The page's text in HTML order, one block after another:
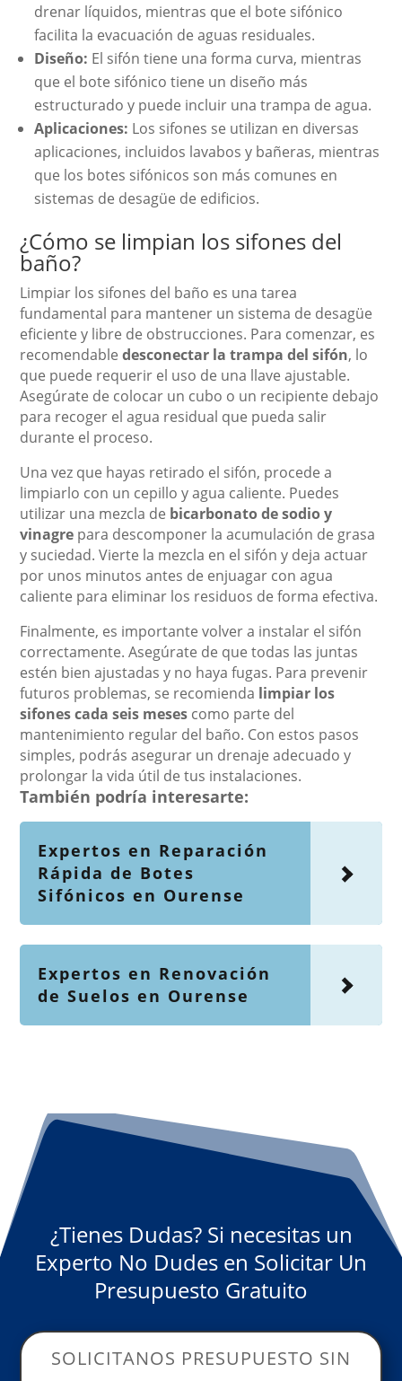
drenar líquidos, mientras que el bote sifónico
facilita la evacuación de aguas residuales.
Diseño: El sifón tiene una forma curva, mientras
que el bote sifónico tiene un diseño más
estructurado y puede incluir una trampa de agua.
Aplicaciones: Los sifones se utilizan en diversas
aplicaciones, incluidos lavabos y bañeras, mientras
que los botes sifónicos son más comunes en
sistemas de desagüe de edificios.
¿Cómo se limpian los sifones del
baño?
Limpiar los sifones del baño es una tarea
fundamental para mantener un sistema de desagüe
eficiente y libre de obstrucciones. Para comenzar, es
recomendabledesconectar la trampa del sifón, lo
que puede requerir el uso de una llave ajustable.
Asegúrate de colocar un cubo o un recipiente debajo
para recoger el agua residual que pueda salir
durante el proceso.
Una vez que hayas retirado el sifón, procede a
limpiarlo con un cepillo y agua caliente. Puedes
utilizar una mezcla de bicarbonato de sodio y
vinagre para descomponer la acumulación de grasa
y suciedad. Vierte la mezcla en el sifón y deja actuar
por unos minutos antes de enjuagar con agua
caliente para eliminar los residuos de forma efectiva.
Finalmente, es importante volver a instalar el sifón
correctamente. Asegúrate de que todas las juntas
estén bien ajustadas y no haya fugas. Para prevenir
futuros problemas, se recomienda limpiar los
sifones cada seis meses como parte del
mantenimiento regular del baño. Con estos pasos
simples, podrás asegurar un drenaje adecuado y
prolongar la vida útil de tus instalaciones.
También podría interesarte:
Expertos en Reparación
Rápida de Botes
Sifónicos en Ourense
Expertos en Renovación
de Suelos en Ourense
¿Tienes Dudas? Si necesitas un
Experto No Dudes en Solicitar Un
Presupuesto Gratuito
SOLICITANOS PRESUPUESTO SIN